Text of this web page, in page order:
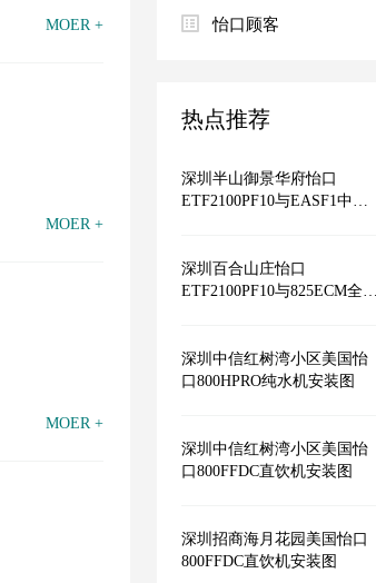
MOER +
MOER +
MOER +
怡口顾客
热点推荐
深圳半山御景华府怡口
ETF2100PF10与EASF1中央
深圳百合山庄怡口
ETF2100PF10与825ECM全屋
深圳中信红树湾小区美国怡
口800HPRO纯水机安装图
深圳中信红树湾小区美国怡
口800FFDC直饮机安装图
深圳招商海月花园美国怡口
800FFDC直饮机安装图